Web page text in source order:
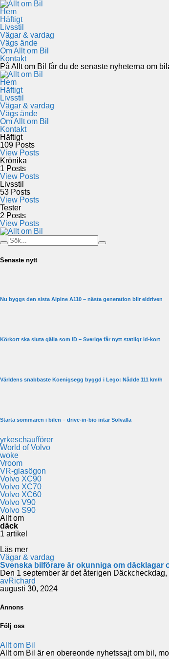
Hem
Häftigt
Livsstil
Vägar & vardag
Vägs ände
Om Allt om Bil
Kontakt
På Allt om Bil får du de senaste nyheterna om
Hem
Häftigt
Livsstil
Vägar & vardag
Vägs ände
Om Allt om Bil
Kontakt
Häftigt
109 Posts
View Posts
Krönika
1 Posts
View Posts
Livsstil
53 Posts
View Posts
Tester
2 Posts
View Posts
Senaste nytt
Nu byggs den sista Alpine A110 – nästa generation blir eldriven
Körkort ska sluta gälla som ID – Sverige får nytt statligt id-kort
Världens snabbaste Koenigsegg byggd i Lego: Nådde 111 km/h
Starta sommaren i bilen – drive-in-bio intar Solvalla
yrkeschaufförer
World of Volvo
woke
Vroom
VR-glasögon
Volvo XC90
Volvo XC70
Volvo XC60
Volvo V90
Volvo S90
Allt om
däck
1 artikel
Läs mer
Vägar & vardag
Svenska bilförare är okunniga om däcklagar
Den 1 september är det återigen
avRichard
augusti 30, 2024
Annons
Följ oss
Allt om Bil
Allt om Bil är en obereonde nyhetssajt om bil,